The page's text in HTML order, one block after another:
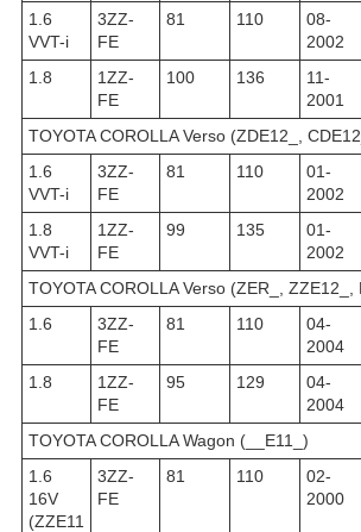
1.6
VVT-i
3ZZ-
FE
81 110
08-
2002
1.8
1ZZ-
FE
100 136
11-
2001
TOYOTA COROLLA Verso (ZDE12_,
1.6
VVT-i
3ZZ-
FE
81 110
01-
2002
1.8
VVT-i
1ZZ-
FE
99 135
01-
2002
TOYOTA COROLLA Verso (ZER_, ZZE12_,
1.6
3ZZ-
FE
81 110
04-
2004
1.8
1ZZ-
FE
95 129
04-
2004
TOYOTA COROLLA Wagon (__E11_)
1.6
16V
(ZZE11
3ZZ-
FE
81 110
02-
2000